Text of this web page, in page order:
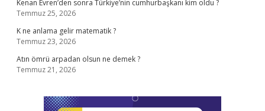
Kenan Evren’den sonra Türkiye’nin cumhurbaşkanı kim oldu ?
Temmuz 25, 2026
K ne anlama gelir matematik ?
Temmuz 23, 2026
Atın ömrü arpadan olsun ne demek ?
Temmuz 21, 2026